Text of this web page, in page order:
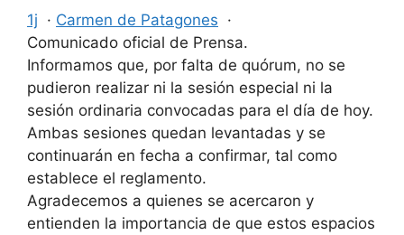
1j · Carmen de Patagones ·
Comunicado oficial de Prensa.
Informamos que, por falta de quórum, no se
pudieron realizar ni la sesión especial ni la
sesión ordinaria convocadas para el día de hoy.
Ambas sesiones quedan levantadas y se
continuarán en fecha a confirmar, tal como
establece el reglamento.
Agradecemos a quienes se acercaron y
entienden la importancia de que estos espacios